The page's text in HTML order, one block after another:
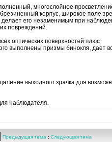
многослойное
корпус, широкое поле
его незаменимым при
повреждений.
оптических поверхностей плюс
выполнены призмы бинокля, дает
выходного зрачка для
наблюдателя.
Предыдущая тема : Следующая тема